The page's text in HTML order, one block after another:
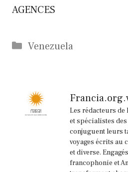
AGENCES
Catégories
Venezuela
Les rédacteurs de
et spécialistes
conjuguent leurs
voyages écrits au
et diverse.
francophonie et